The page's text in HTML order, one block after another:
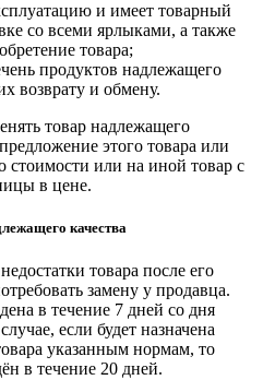
и имеет товарный
со всеми ярлыками, а также
товара;
продуктов надлежащего
возврату и обмену.
товар надлежащего
этого товара или
стоимости или на иной товар с
в цене.
качества
товара после его
замену у продавца.
в течение 7 дней со дня
если будет назначена
указанным нормам, то
в течение 20 дней.